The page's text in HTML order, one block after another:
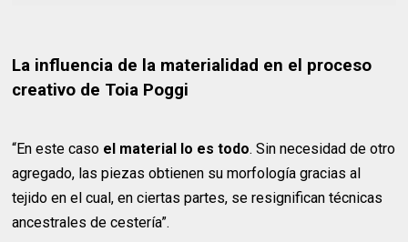
La influencia de la materialidad en el proceso
creativo de Toia Poggi
“En este caso el material lo es todo. Sin necesidad de otro
agregado, las piezas obtienen su morfología gracias al
tejido en el cual, en ciertas partes, se resignifican técnicas
ancestrales de cestería”.